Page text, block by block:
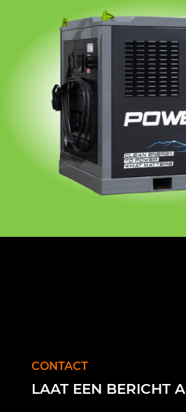
CONTACT
LAAT EEN BERICHT